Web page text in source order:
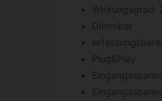
Wirkungsgrad:
Dimmbar
Plug&Play